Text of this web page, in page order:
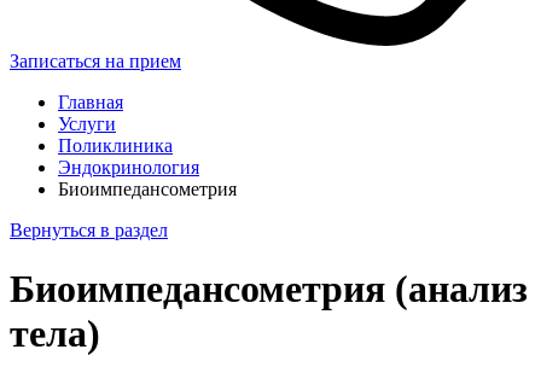
Записаться на прием
Главная
Услуги
Поликлиника
Эндокринология
Биоимпедансометрия
Вернуться в раздел
Биоимпедансометрия (анализ
тела)